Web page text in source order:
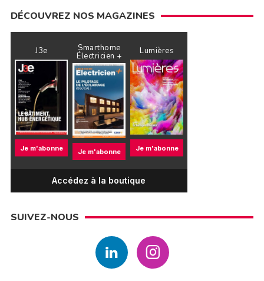
DÉCOUVREZ NOS MAGAZINES
J3e
Je m'abonne
Smarthome
Électricien +
Je m'abonne
Lumières
Je m'abonne
Accédez à la boutique
SUIVEZ-NOUS